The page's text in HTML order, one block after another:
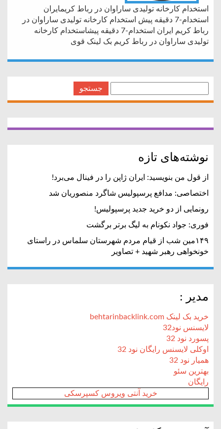
استخدام کارخانه تولیدی ساراوان در رباط کریمایران
استخدام-7 دقیقه پیش استخدام کارخانه تولیدی ساراوان در
رباط کریم ایران استخدام-7 دقیقه پیشاستخدام کارخانه
تولیدی ساراوان در رباط کریم بک لینک قوی
نوشته‌های تازه
از قول من بنویسید: ایران ژاپن را در فینال می‌برد!
اختصاصی: مدافع پرسپولیس شاگرد منصوریان شد
رونمایی از دو خرید جدید پرسپولیس!
فوری: جواد نکونام به لیگ برتر برگشت
۱۴۹مین شب از قیام مردم شهرستان سلماس در راستای
خونخواهی رهبر شهید + تصاویر
مدیر :
خرید بک لینک behtarinbacklink.com
لایسنس نود32
پسورد نود 32
اوکلی لایسنس رایگان نود 32
همیار نود 32
بهترین سئو
رایگان
خرید آنتی ویروس کسپرسکی